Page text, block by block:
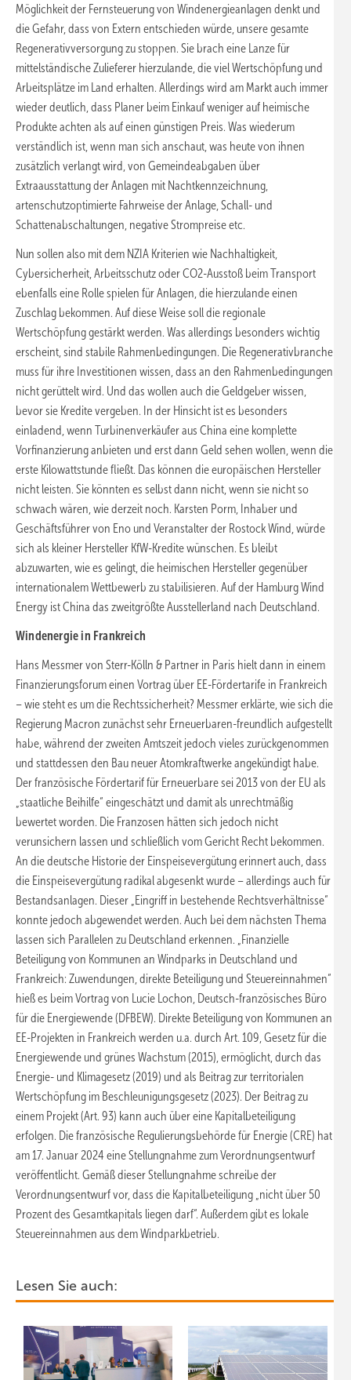
Möglichkeit der Fernsteuerung von Windenergieanlagen denkt und
die Gefahr, dass von Extern entschieden würde, unsere gesamte
Regenerativversorgung zu stoppen. Sie brach eine Lanze für
mittelständische Zulieferer hierzulande, die viel Wertschöpfung und
Arbeitsplätze im Land erhalten. Allerdings wird am Markt auch immer
wieder deutlich, dass Planer beim Einkauf weniger auf heimische
Produkte achten als auf einen günstigen Preis. Was wiederum
verständlich ist, wenn man sich anschaut, was heute von ihnen
zusätzlich verlangt wird, von Gemeindeabgaben über
Extraausstattung der Anlagen mit Nachtkennzeichnung,
artenschutzoptimierte Fahrweise der Anlage, Schall- und
Schattenabschaltungen, negative Strompreise etc.
Nun sollen also mit dem NZIA Kriterien wie Nachhaltigkeit,
Cybersicherheit, Arbeitsschutz oder CO2-Ausstoß beim Transport
ebenfalls eine Rolle spielen für Anlagen, die hierzulande einen
Zuschlag bekommen. Auf diese Weise soll die regionale
Wertschöpfung gestärkt werden. Was allerdings besonders wichtig
erscheint, sind stabile Rahmenbedingungen. Die Regenerativbranche
muss für ihre Investitionen wissen, dass an den Rahmenbedingungen
nicht gerüttelt wird. Und das wollen auch die Geldgeber wissen,
bevor sie Kredite vergeben. In der Hinsicht ist es besonders
einladend, wenn Turbinenverkäufer aus China eine komplette
Vorfinanzierung anbieten und erst dann Geld sehen wollen, wenn die
erste Kilowattstunde fließt. Das können die europäischen Hersteller
nicht leisten. Sie könnten es selbst dann nicht, wenn sie nicht so
schwach wären, wie derzeit noch. Karsten Porm, Inhaber und
Geschäftsführer von Eno und Veranstalter der Rostock Wind, würde
sich als kleiner Hersteller KfW-Kredite wünschen. Es bleibt
abzuwarten, wie es gelingt, die heimischen Hersteller gegenüber
internationalem Wettbewerb zu stabilisieren. Auf der Hamburg Wind
Energy ist China das zweitgrößte Ausstellerland nach Deutschland.
Windenergie in Frankreich
Hans Messmer von Sterr-Kölln & Partner in Paris hielt dann in einem
Finanzierungsforum einen Vortrag über EE-Fördertarife in Frankreich
– wie steht es um die Rechtssicherheit? Messmer erklärte, wie sich die
Regierung Macron zunächst sehr Erneuerbaren-freundlich aufgestellt
habe, während der zweiten Amtszeit jedoch vieles zurückgenommen
und stattdessen den Bau neuer Atomkraftwerke angekündigt habe.
Der französische Fördertarif für Erneuerbare sei 2013 von der EU als
„staatliche Beihilfe“ eingeschätzt und damit als unrechtmäßig
bewertet worden. Die Franzosen hätten sich jedoch nicht
verunsichern lassen und schließlich vom Gericht Recht bekommen.
An die deutsche Historie der Einspeisevergütung erinnert auch, dass
die Einspeisevergütung radikal abgesenkt wurde – allerdings auch für
Bestandsanlagen. Dieser „Eingriff in bestehende Rechtsverhältnisse“
konnte jedoch abgewendet werden. Auch bei dem nächsten Thema
lassen sich Parallelen zu Deutschland erkennen. „Finanzielle
Beteiligung von Kommunen an Windparks in Deutschland und
Frankreich: Zuwendungen, direkte Beteiligung und Steuereinnahmen“
hieß es beim Vortrag von Lucie Lochon, Deutsch-französisches Büro
für die Energiewende (DFBEW). Direkte Beteiligung von Kommunen an
EE-Projekten in Frankreich werden u.a. durch Art. 109, Gesetz für die
Energiewende und grünes Wachstum (2015), ermöglicht, durch das
Energie- und Klimagesetz (2019) und als Beitrag zur territorialen
Wertschöpfung im Beschleunigungsgesetz (2023). Der Beitrag zu
einem Projekt (Art. 93) kann auch über eine Kapitalbeteiligung
erfolgen. Die französische Regulierungsbehörde für Energie (CRE) hat
am 17. Januar 2024 eine Stellungnahme zum Verordnungsentwurf
veröffentlicht. Gemäß dieser Stellungnahme schreibe der
Verordnungsentwurf vor, dass die Kapitalbeteiligung „nicht über 50
Prozent des Gesamtkapitals liegen darf“. Außerdem gibt es lokale
Steuereinnahmen aus dem Windparkbetrieb.
Lesen Sie auch: